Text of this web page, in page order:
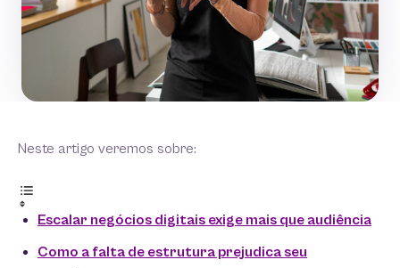
Neste artigo veremos sobre:
Escalar negócios digitais exige mais que audiência
Como a falta de estrutura prejudica seu